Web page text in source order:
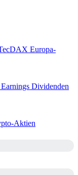
Europa-
Earnings Dividenden
Aktien